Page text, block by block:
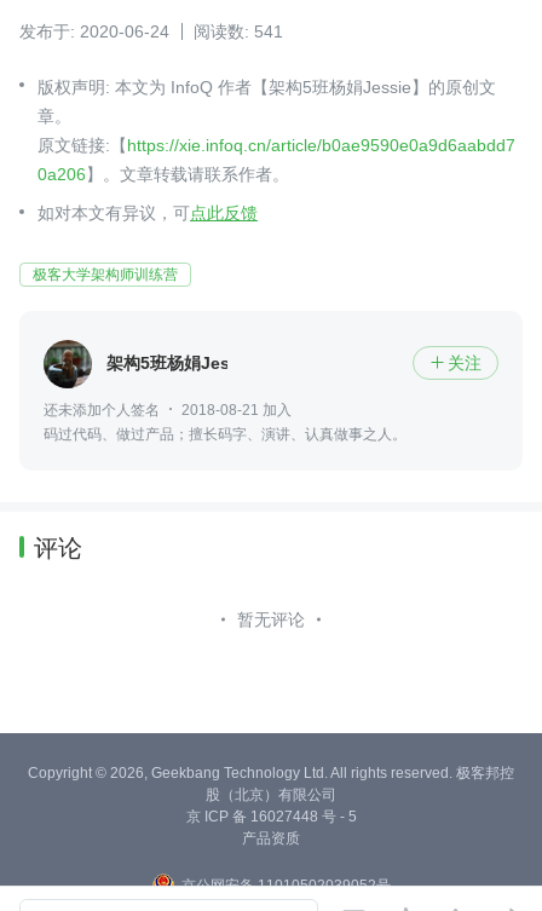
发布于: 2020-06-24 阅读数: 541
版权声明: 本文为 InfoQ 作者【架构5班杨娟Jessie】的原创文
章。
原文链接:【https://xie.infoq.cn/article/b0ae9590e0a9d6aabdd7
0a206】。文章转载请联系作者。
如对本文有异议，可点此反馈
极客大学架构师训练营
架构5班杨娟Jessie  关注
还未添加个人签名
2018-08-21 加入
码过代码、做过产品；擅长码字、演讲、认真做事之人。
评论
暂无评论
Copyright © 2026, Geekbang Technology Ltd. All rights reserved. 极客邦控
股（北京）有限公司
京 ICP 备 16027448 号 - 5
产品资质
京公网安备 11010502039052号